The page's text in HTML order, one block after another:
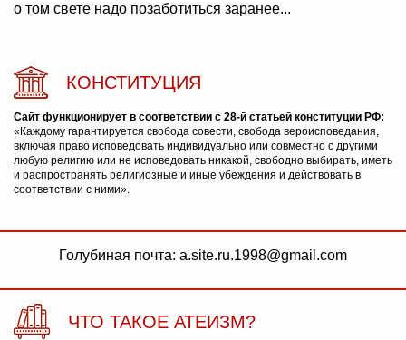
о том свете надо позаботиться заранее...
КОНСТИТУЦИЯ
Сайт функционирует в соответствии с 28-й статьей конституции РФ:
«Каждому гарантируется свобода совести, свобода вероисповедания,
включая право исповедовать индивидуально или совместно с другими
любую религию или не исповедовать никакой, свободно выбирать, иметь
и распространять религиозные и иные убеждения и действовать в
соответствии с ними».
Голубиная почта: a.site.ru.1998@gmail.com
ЧТО ТАКОЕ АТЕИЗМ?